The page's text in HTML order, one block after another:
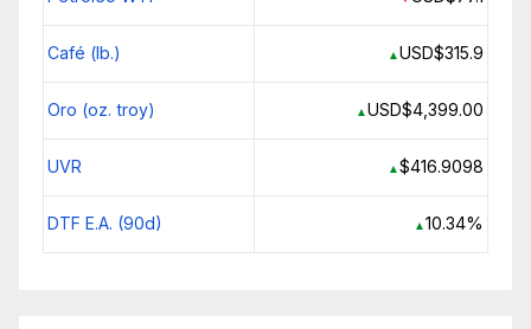
Café (lb.) ▲USD$315.9
Oro (oz. troy) ▲USD$4,399.00
UVR ▲$416.9098
DTF E.A. (90d) ▲10.34%